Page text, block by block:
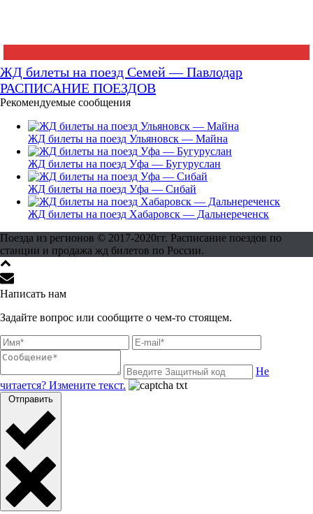
ЖД билеты на поезд Семей — Павлодар
РАСПИСАНИЕ ПОЕЗДОВ
Рекомендуемые сообщения
ЖД билеты на поезд Ульяновск — Майна
ЖД билеты на поезд Уфа — Бугуруслан
ЖД билеты на поезд Уфа — Сибай
ЖД билеты на поезд Хабаровск — Дальнереченск
Поезда из регионов © 2017-2020гг. Расписание поездов по
станции и продажа жд билетов по России.
Написать нам
Задайте вопрос или сообщите о чем-то стоящем.
Не
читается? Измените текст.
Отправить